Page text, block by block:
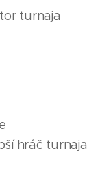
turnaja
hráč turnaja